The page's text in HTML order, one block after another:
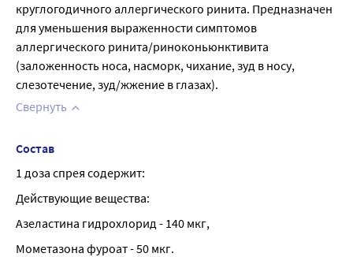
круглогодичного аллергического ринита. Предназначен
для уменьшения выраженности симптомов
аллергического ринита/риноконьюнктивита
(заложенность носа, насморк, чихание, зуд в носу,
слезотечение, зуд/жжение в глазах).
Свернуть
Состав
1 доза спрея содержит:
Действующие вещества:
Азеластина гидрохлорид - 140 мкг,
Мометазона фуроат - 50 мкг.